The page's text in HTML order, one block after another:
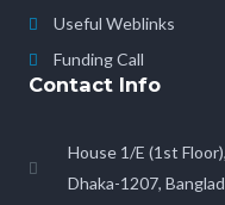
Useful Weblinks
Funding Call
Contact Info
House 1/E (1st
Dhaka-1207,